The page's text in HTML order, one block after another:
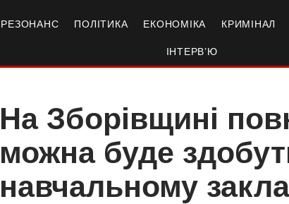
РЕЗОНАНС ПОЛІТИКА ЕКОНОМІКА КРИМІНАЛ
ІНТЕРВ’Ю
На Зборівщині
можна буде
навчальному